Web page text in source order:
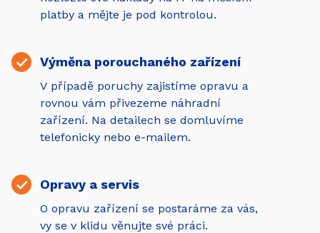
platby a mějte je pod kontrolou.
Výměna porouchaného zařízení
V případě poruchy zajistíme opravu a
rovnou vám přivezeme náhradní
zařízení. Na detailech se domluvíme
telefonicky nebo e-mailem.
Opravy a servis
O opravu zařízení se postaráme za vás,
vy se v klidu věnujte své práci.